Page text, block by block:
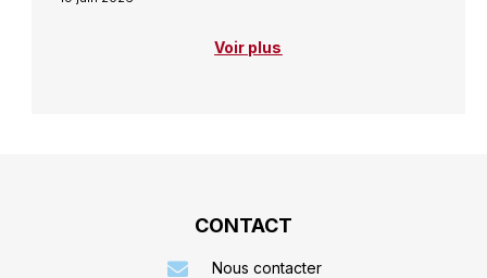
Voir plus
CONTACT
Nous contacter